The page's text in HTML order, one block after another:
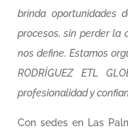
brinda oportunidades
procesos, sin perder la
nos define. Estamos
RODRÍGUEZ ETL
profesionalidad y
Con sedes en Las